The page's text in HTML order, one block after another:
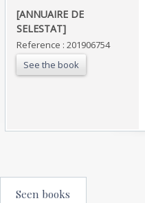
‎[ANNUAIRE DE
SELESTAT]‎
Reference : 201906754
See the book
Seen books